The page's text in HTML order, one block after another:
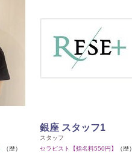
（歴）
銀座 スタッフ1
スタッフ
セラピスト【指名料550円】
（歴）